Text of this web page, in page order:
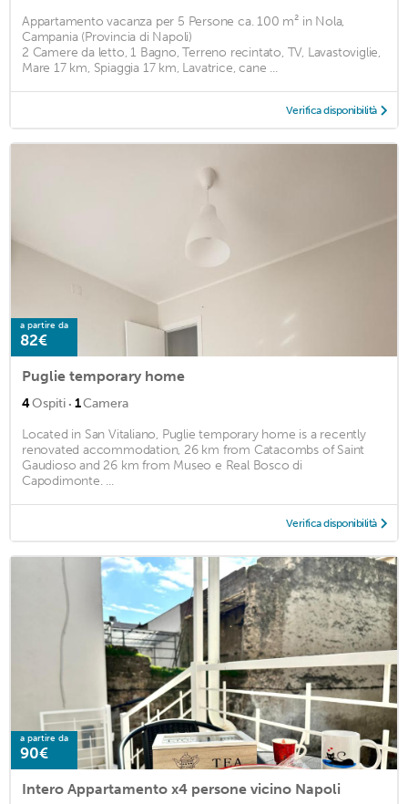
Appartamento vacanza per 5 Persone ca. 100 m² in Nola,
Campania (Provincia di Napoli)
2 Camere da letto, 1 Bagno, Terreno recintato, TV, Lavastoviglie,
Mare 17 km, Spiaggia 17 km, Lavatrice, cane ...
Verifica disponibilità
a partire da
82€
Puglie temporary home
4Ospiti · 1Camera
Located in San Vitaliano, Puglie temporary home is a recently
renovated accommodation, 26 km from Catacombs of Saint
Gaudioso and 26 km from Museo e Real Bosco di
Capodimonte. ...
Verifica disponibilità
a partire da
90€
Intero Appartamento x4 persone vicino Napoli